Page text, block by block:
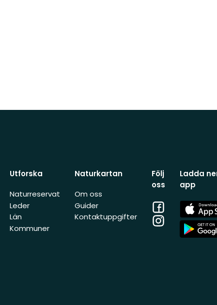
Utforska
Naturreservat
Leder
Län
Kommuner
Naturkartan
Om oss
Guider
Kontaktuppgifter
Följ
oss
Facebook
Instagram
Ladda
app
App
Store
App
Store